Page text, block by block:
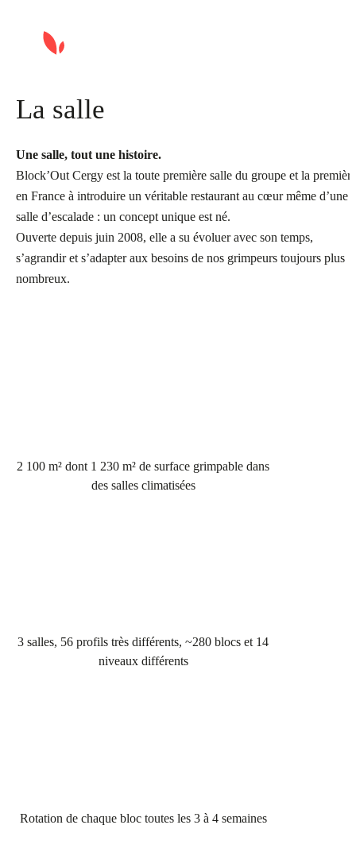
La salle
Une salle, tout une histoire.
Block’Out Cergy est la toute première salle du groupe et la première
en France à introduire un véritable restaurant au cœur même d’une
salle d’escalade : un concept unique est né.
Ouverte depuis juin 2008, elle a su évoluer avec son temps,
s’agrandir et s’adapter aux besoins de nos grimpeurs toujours plus
nombreux.
2 100 m² dont 1 230 m² de surface grimpable dans
des salles climatisées
3 salles, 56 profils très différents, ~280 blocs et 14
niveaux différents
Rotation de chaque bloc toutes les 3 à 4 semaines